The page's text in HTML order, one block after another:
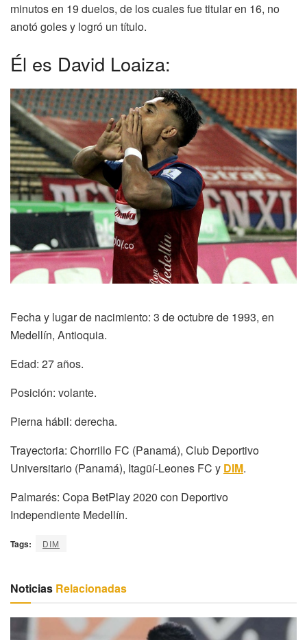
minutos en 19 duelos, de los cuales fue titular en 16, no
anotó goles y logró un título.
Él es David Loaiza:
Fecha y lugar de nacimiento: 3 de octubre de 1993, en
Medellín, Antioquia.
Edad: 27 años.
Posición: volante.
Pierna hábil: derecha.
Trayectoria: Chorrillo FC (Panamá), Club Deportivo
Universitario (Panamá), Itagüí-Leones FC y DIM.
Palmarés: Copa BetPlay 2020 con Deportivo
Independiente Medellín.
Tags: DIM
Noticias Relacionadas